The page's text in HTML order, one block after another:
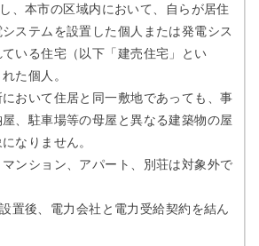
、本市の区域内において、自らが居住
ステムを設置した個人または発電シス
いる住宅（以下「建売住宅」とい
た個人。
において住居と同一敷地であっても、事
、駐車場等の母屋と異なる建築物の屋
なりません。
マンション、アパート、別荘は対象外で
置後、電力会社と電力受給契約を結ん